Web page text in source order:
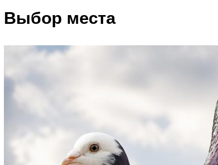
Выбор места